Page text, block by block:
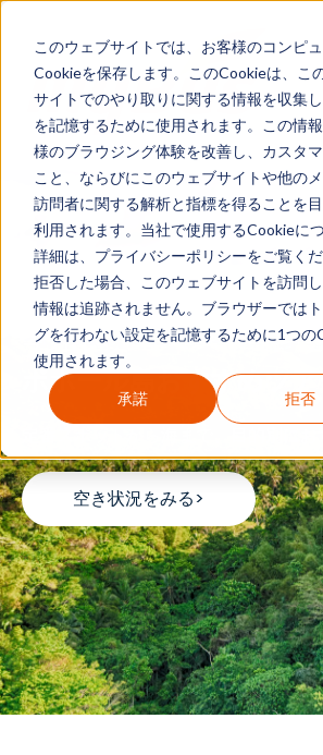
このウェブサイトでは、お客様のコンピ
Cookieを保存します。このCookieは、こ
サイトでのやり取りに関する情報を収集
を記憶するために使用されます。この情
様のブラウジング体験を改善し、カスタ
こと、ならびにこのウェブサイトや他の
訪問者に関する解析と指標を得ることを
利用されます。当社で使用するCookieに
詳細は、プライバシーポリシーをご覧くだ
拒否した場合、このウェブサイトを訪問
情報は追跡されません。ブラウザーでは
グを行わない設定を記憶するために1つの
使用されます。
承諾 拒否
フィリピン
ボホール島おすすめツ
定番スポットから海まで、目的別に
空き状況をみる>